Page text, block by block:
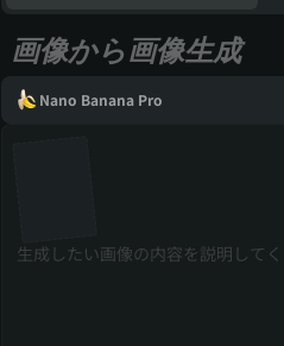
画像から画像生成
Nano Banana Pro